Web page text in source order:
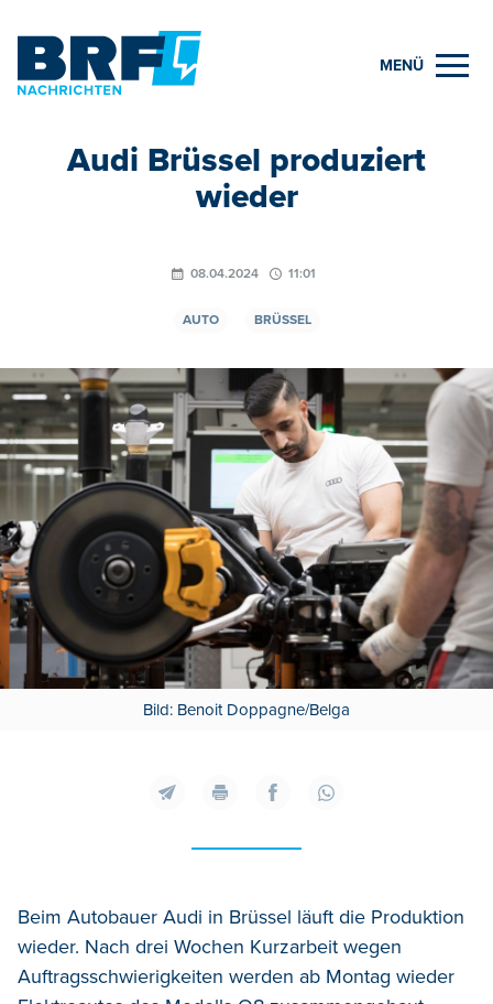
MENÜ
Audi Brüssel produziert
wieder
08.04.2024 11:01
AUTO BRÜSSEL
Bild: Benoit Doppagne/Belga
Beim Autobauer Audi in Brüssel läuft die Produktion
wieder. Nach drei Wochen Kurzarbeit wegen
Auftragsschwierigkeiten werden ab Montag wieder